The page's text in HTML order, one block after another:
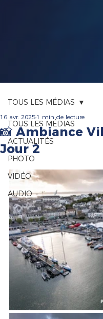
TOUS LES MÉDIAS
ACTUALITÉS
PHOTO
VIDÉO
AUDIO
TOUS LES MÉDIAS
📸 Ambiance
Jour 2
16 avr. 2025 1 min de lecture